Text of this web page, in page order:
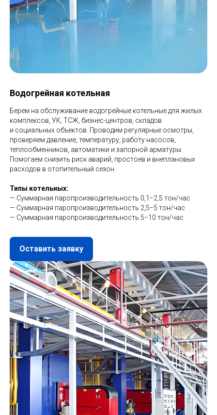
Водогрейная котельная
Берем на обслуживание водогрейные котельные для жилых
комплексов, УК, ТСЖ, бизнес-центров, складов
и социальных объектов. Проводим регулярные осмотры,
проверяем давление, температуру, работу насосов,
теплообменников, автоматики и запорной арматуры.
Помогаем снизить риск аварий, простоев и внеплановых
расходов в отопительный сезон.
Типы котельных:
— Суммарная паропроизводительность 0,1−2,5 тон/час
— Суммарная паропроизводительность 2,5−5 тон/час
— Суммарная паропроизводительность 5−10 тон/час
Оставить заявку